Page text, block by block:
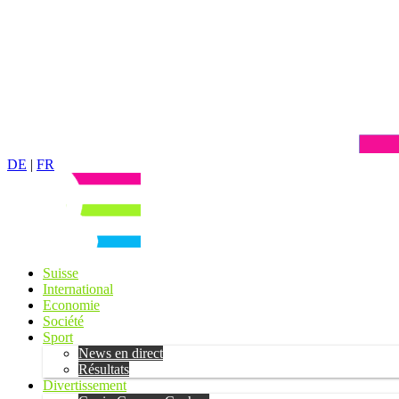
DE | FR
Suisse
International
Economie
Société
Sport
News en direct
Résultats
Divertissement